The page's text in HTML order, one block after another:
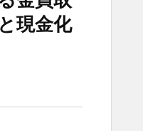
現金化